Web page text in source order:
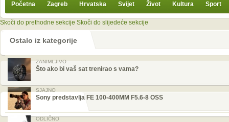
Početna Zagreb Hrvatska Svijet Život Kultura Sport
Skoči do prethodne sekcije Skoči do slijedeće sekcije
Ostalo iz kategorije
ZANIMLJIVO
Što ako bi vaš sat trenirao s vama?
SJAJNO
Sony predstavlja FE 100-400MM F5.6-8 OSS
ODLIČNO